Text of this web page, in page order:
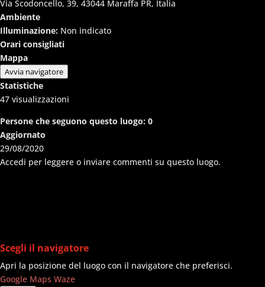
Via Scodoncello, 39, 43044 Maraffa PR, Italia
Ambiente
Illuminazione: Non indicato
Orari consigliati
Mappa
Avvia navigatore
Statistiche
47 visualizzazioni
Persone che seguono questo luogo: 0
Aggiornato
29/08/2020
Accedi per leggere o inviare commenti su questo luogo.
Scegli il navigatore
Apri la posizione del luogo con il navigatore che preferisci.
Google Maps Waze